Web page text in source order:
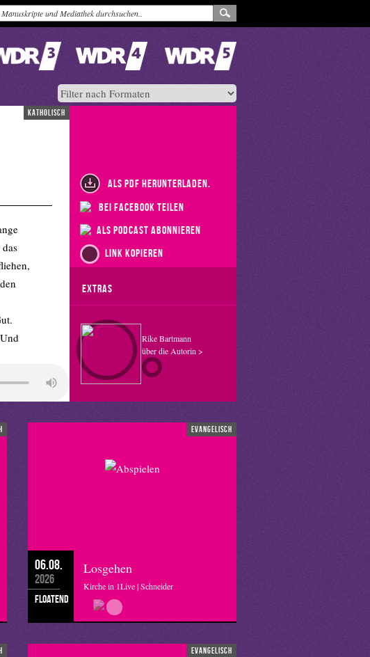
katholisch
als PDF herunterladen.
bei Facebook teilen
als Podcast abonnieren
Link kopieren
Extras
Rike Bartmann
über die Autorin >
evangelisch
06.08.
2026
floatend
Losgehen
Kirche in 1Live | Schneider
evangelisch